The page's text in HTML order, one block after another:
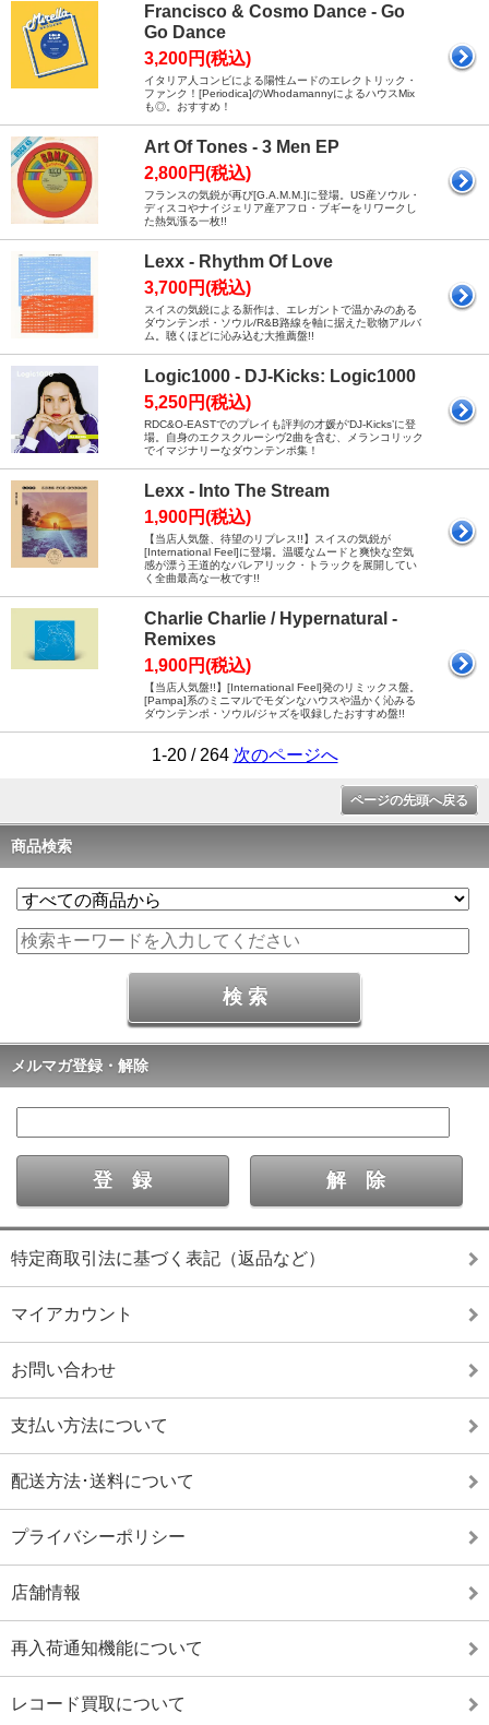
Francisco & Cosmo Dance - Go
Go Dance
3,200円(税込)
イタリア人コンビによる陽性ムードのエレクトリック・
ファンク！[Periodica]のWhodamannyによるハウスMix
も◎。おすすめ！
Art Of Tones - 3 Men EP
2,800円(税込)
フランスの気鋭が再び[G.A.M.M.]に登場。US産ソウル・
ディスコやナイジェリア産アフロ・ブギーをリワークし
た熱気漲る一枚!!
Lexx - Rhythm Of Love
3,700円(税込)
スイスの気鋭による新作は、エレガントで温かみのある
ダウンテンポ・ソウル/R&B路線を軸に据えた歌物アルバ
ム。聴くほどに沁み込む大推薦盤!!
Logic1000 - DJ-Kicks: Logic1000
5,250円(税込)
RDC&O-EASTでのプレイも評判の才媛が‘DJ-Kicks’に登
場。自身のエクスクルーシヴ2曲を含む、メランコリック
でイマジナリーなダウンテンポ集！
Lexx - Into The Stream
1,900円(税込)
【当店人気盤、待望のリプレス!!】スイスの気鋭が
[International Feel]に登場。温暖なムードと爽快な空気
感が漂う王道的なバレアリック・トラックを展開してい
く全曲最高な一枚です!!
Charlie Charlie / Hypernatural -
Remixes
1,900円(税込)
【当店人気盤!!】[International Feel]発のリミックス盤。
[Pampa]系のミニマルでモダンなハウスや温かく沁みる
ダウンテンポ・ソウル/ジャズを収録したおすすめ盤!!
1-20 / 264 次のページへ
ページの先頭へ戻る
商品検索
メルマガ登録・解除
特定商取引法に基づく表記（返品など）
マイアカウント
お問い合わせ
支払い方法について
配送方法･送料について
プライバシーポリシー
店舗情報
再入荷通知機能について
レコード買取について